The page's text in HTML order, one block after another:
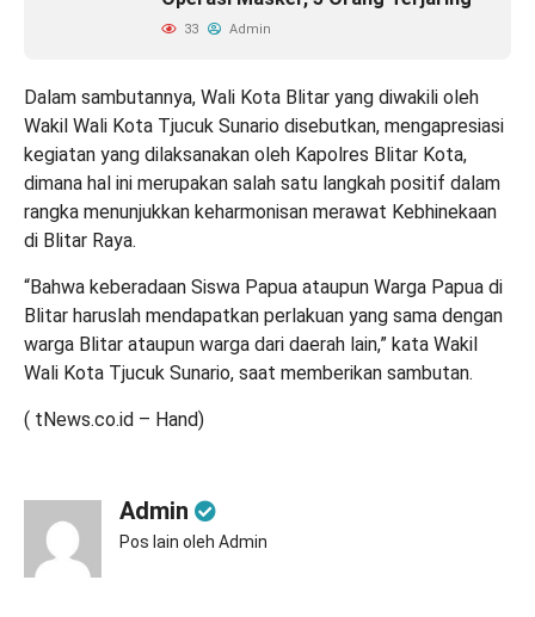
33 Admin
Dalam sambutannya, Wali Kota Blitar yang diwakili oleh
Wakil Wali Kota Tjucuk Sunario disebutkan, mengapresiasi
kegiatan yang dilaksanakan oleh Kapolres Blitar Kota,
dimana hal ini merupakan salah satu langkah positif dalam
rangka menunjukkan keharmonisan merawat Kebhinekaan
di Blitar Raya.
“Bahwa keberadaan Siswa Papua ataupun Warga Papua di
Blitar haruslah mendapatkan perlakuan yang sama dengan
warga Blitar ataupun warga dari daerah lain,” kata Wakil
Wali Kota Tjucuk Sunario, saat memberikan sambutan.
( tNews.co.id – Hand)
Admin
Pos lain oleh Admin